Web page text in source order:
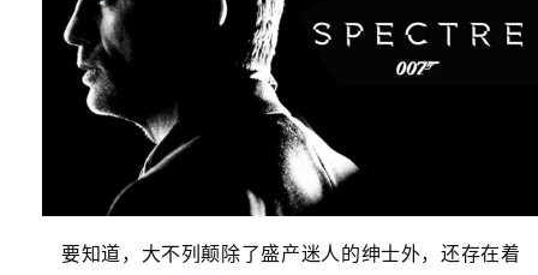
要知道，大不列颠除了盛产迷人的绅士外，还存在着